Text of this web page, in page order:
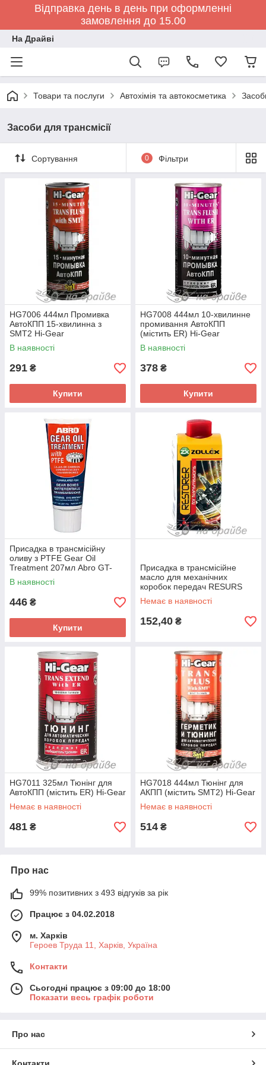
Відправка день в день при оформленні
замовлення до 15.00
На Драйві
Товари та послуги Автохімія та автокосметика
Засоби для трансмісії
Сортування 0 Фільтри
HG7006 444мл Промивка
АвтоКПП 15-хвилинна з
SMT2 Hi-Gear
В наявності
291 ₴
Купити
HG7008 444мл 10-хвилинне
промивання АвтоКПП
(містить ER) Hi-Gear
В наявності
378 ₴
Купити
Присадка в трансмісійну
оливу з PTFE Gear Oil
Treatment 207мл Abro GT-
409
В наявності
446 ₴
Купити
Присадка в трансмісійне
масло для механічних
коробок передач RESURS
Total Transmission 50г RST-
200 Zollex
Немає в наявності
152,40 ₴
HG7011 325мл Тюнінг для
АвтоКПП (містить ER) Hi-Gear
Немає в наявності
481 ₴
HG7018 444мл Тюнінг для
АКПП (містить SMT2) Hi-Gear
Немає в наявності
514 ₴
Про нас
99% позитивних з 493 відгуків за рік
Працює з 04.02.2018
м. Харків
Героев Труда 11, Харків, Україна
Контакти
Сьогодні працює з 09:00 до 18:00
Показати весь графік роботи
Про нас